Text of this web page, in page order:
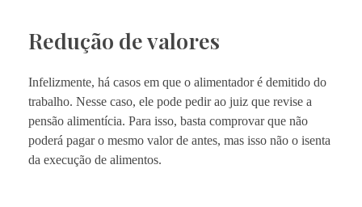
Redução de valores
Infelizmente, há casos em que o alimentador é demitido do
trabalho. Nesse caso, ele pode pedir ao juiz que revise a
pensão alimentícia. Para isso, basta comprovar que não
poderá pagar o mesmo valor de antes, mas isso não o isenta
da execução de alimentos.